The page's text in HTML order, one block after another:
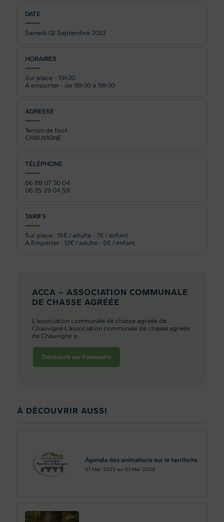
DATE
Samedi 02 Septembre 2023
HORAIRES
Sur place - 19h30
A emporter - de 18h30 à 19h30
ADRESSE
Terrain de foot
CHAUVIGNE
TÉLÉPHONE
06 88 07 30 04
06 25 29 04 59
TARIFS
Sur place : 15€ / adulte - 7€ / enfant
A Emporter : 12€ / adulte - 5€ / enfant
ACCA – ASSOCIATION COMMUNALE
DE CHASSE AGRÉÉE
L’association communale de chasse agréée de
Chauvigné L’association communale de chasse agréée
de Chauvigné a ...
Découvrir sur l'annuaire
À DÉCOUVRIR AUSSI
Agenda des animations sur le territoire
01 Mar 2023 au 01 Mar 2028